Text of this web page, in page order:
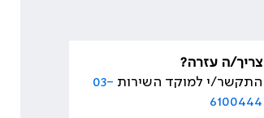
צריך/ה עזרה?
התקשר/י למוקד השירות 03-
6100444